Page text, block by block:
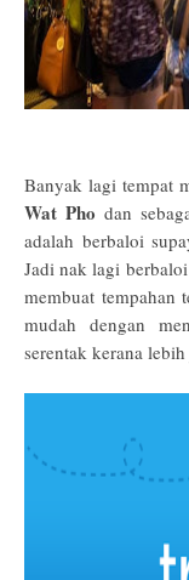
Banyak lagi tempat
Wat Pho dan
adalah berbaloi
Jadi nak lagi
membuat tempahan
mudah dengan
serentak kerana